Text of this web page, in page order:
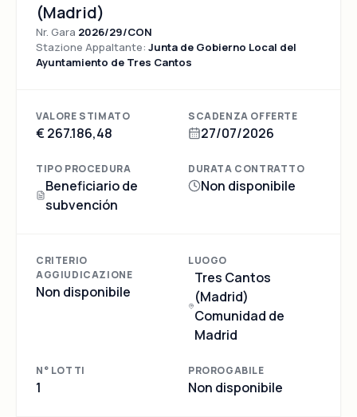
(Madrid)
Nr. Gara 2026/29/CON
Stazione Appaltante: Junta de Gobierno Local del
Ayuntamiento de Tres Cantos
VALORE STIMATO
€ 267.186,48
SCADENZA OFFERTE
27/07/2026
TIPO PROCEDURA
Beneficiario de
subvención
DURATA CONTRATTO
Non disponibile
CRITERIO
AGGIUDICAZIONE
Non disponibile
LUOGO
Tres Cantos
(Madrid)
Comunidad de
Madrid
N° LOTTI
1
PROROGABILE
Non disponibile